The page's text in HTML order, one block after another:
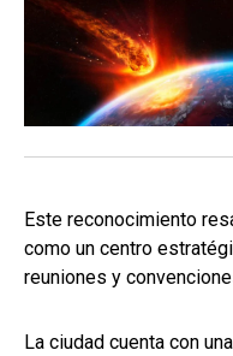
Este reconocimiento
como un centro
reuniones y
La ciudad cuenta con